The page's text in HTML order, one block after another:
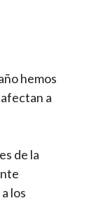
hemos
a
de la
los